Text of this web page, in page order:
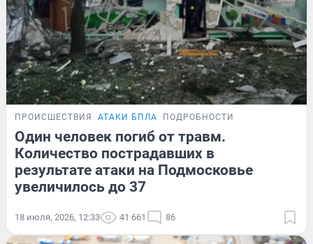
ПРОИСШЕСТВИЯ АТАКИ БПЛА ПОДРОБНОСТИ
Один человек погиб от травм.
Количество пострадавших в
результате атаки на Подмосковье
увеличилось до 37
18 июля, 2026, 12:33 41 661 86